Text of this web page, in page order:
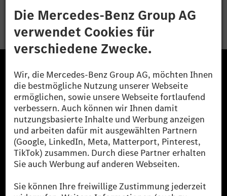
Bewerben
Die Mercedes-Benz Group.
Die Mercedes-Benz Group AG (ehemals Daimler AG)
ist eines der erfolgreichsten Automobilunternehmen
der Welt. Mit der Mercedes-Benz AG gehören wir zu
den größten Anbietern von Premium- und Luxus-Pkw
und Vans. Die Mercedes-Benz Mobility AG bietet
Finanzierung, Leasing, Fahrzeugabos und –miete,
Flottenmanagement, digitale Services rund um Laden
und Bezahlen, die Vermittlung von Versicherungen
sowie innovative Mobilitätsdienstleistungen an.